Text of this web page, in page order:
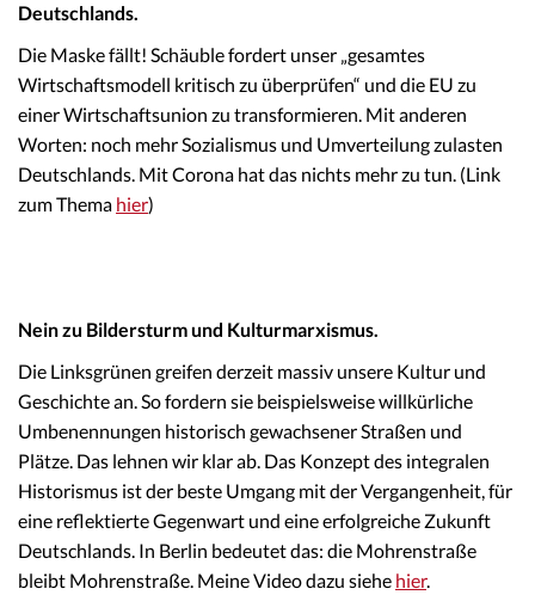
Deutschlands.
Die Maske fällt! Schäuble fordert unser „gesamtes
Wirtschaftsmodell kritisch zu überprüfen“ und die EU zu
einer Wirtschaftsunion zu transformieren. Mit anderen
Worten: noch mehr Sozialismus und Umverteilung zulasten
Deutschlands. Mit Corona hat das nichts mehr zu tun. (Link
zum Thema hier)
Nein zu Bildersturm und Kulturmarxismus.
Die Linksgrünen greifen derzeit massiv unsere Kultur und
Geschichte an. So fordern sie beispielsweise willkürliche
Umbenennungen historisch gewachsener Straßen und
Plätze. Das lehnen wir klar ab. Das Konzept des integralen
Historismus ist der beste Umgang mit der Vergangenheit, für
eine reflektierte Gegenwart und eine erfolgreiche Zukunft
Deutschlands. In Berlin bedeutet das: die Mohrenstraße
bleibt Mohrenstraße. Meine Video dazu siehe hier.